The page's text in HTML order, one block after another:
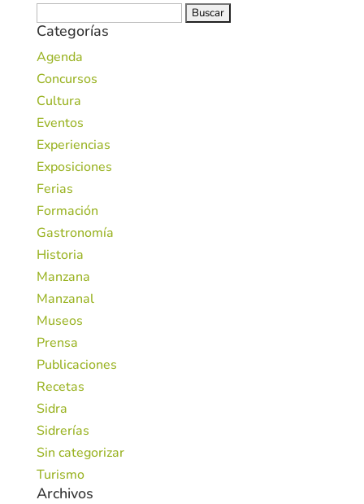
Categorías
Agenda
Concursos
Cultura
Eventos
Experiencias
Exposiciones
Ferias
Formación
Gastronomía
Historia
Manzana
Manzanal
Museos
Prensa
Publicaciones
Recetas
Sidra
Sidrerías
Sin categorizar
Turismo
Archivos